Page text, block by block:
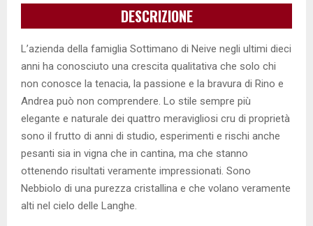
DESCRIZIONE
L’azienda della famiglia Sottimano di Neive negli ultimi dieci
anni ha conosciuto una crescita qualitativa che solo chi
non conosce la tenacia, la passione e la bravura di Rino e
Andrea può non comprendere. Lo stile sempre più
elegante e naturale dei quattro meravigliosi cru di proprietà
sono il frutto di anni di studio, esperimenti e rischi anche
pesanti sia in vigna che in cantina, ma che stanno
ottenendo risultati veramente impressionati. Sono
Nebbiolo di una purezza cristallina e che volano veramente
alti nel cielo delle Langhe.